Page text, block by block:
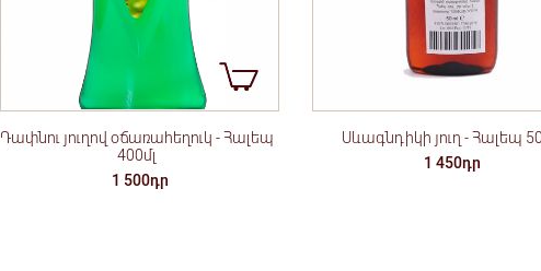
Դափնու յուղով օճառահեղուկ - Հալեպ
400մլ
1 500դր
Սևագնդիկի յուղ - Հալեպ
1 450դր